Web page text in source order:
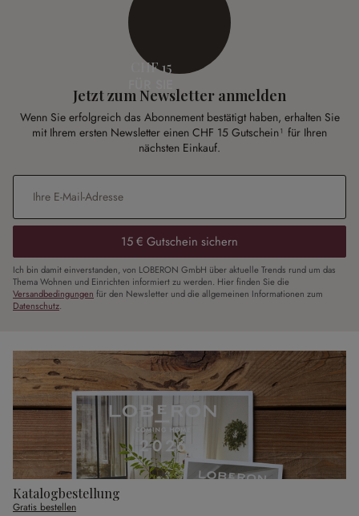
CHF 15
Jetzt zum Newsletter anmelden
Wenn Sie erfolgreich das Abonnement bestätigt haben, erhalten Sie
mit Ihrem ersten Newsletter einen CHF 15 Gutschein¹ für Ihren
nächsten Einkauf.
E-Mail-Adresse
15 € Gutschein sichern
Ich bin damit einverstanden, von LOBERON GmbH über aktuelle Trends rund um das
Thema Wohnen und Einrichten informiert zu werden. Hier finden Sie die
Versandbedingungen für den Newsletter und die allgemeinen Informationen zum
Datenschutz.
Katalogbestellung
Gratis bestellen